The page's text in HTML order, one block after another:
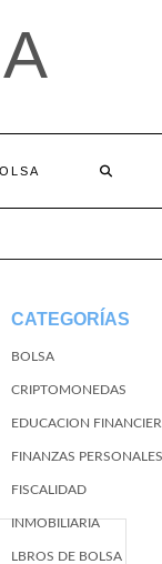
CATEGORÍAS
BOLSA
CRIPTOMONEDAS
EDUCACION
FINANZAS PERSONALES
FISCALIDAD
INMOBILIARIA
LBROS DE BOLSA